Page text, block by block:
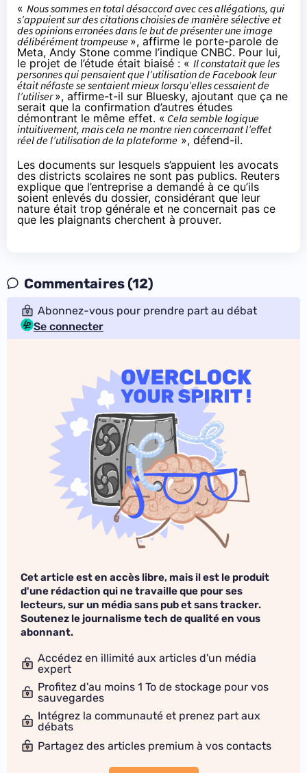
« Nous sommes en total désaccord avec ces allégations, qui
s’appuient sur des citations choisies de manière sélective et
des opinions erronées dans le but de présenter une image
délibérément trompeuse », affirme le porte-parole de
Meta, Andy Stone comme l’indique CNBC. Pour lui,
le projet de l’étude était biaisé : « Il constatait que les
personnes qui pensaient que l’utilisation de Facebook leur
était néfaste se sentaient mieux lorsqu’elles cessaient de
l’utiliser», affirme-t-il sur Bluesky, ajoutant que ça ne
serait que la confirmation d’autres études
démontrant le même effet. « Cela semble logique
intuitivement, mais cela ne montre rien concernant l’effet
réel de l’utilisation de la plateforme », défend-il.
Les documents sur lesquels s’appuient les avocats
des districts scolaires ne sont pas publics. Reuters
explique que l’entreprise a demandé à ce qu’ils
soient enlevés du dossier, considérant que leur
nature était trop générale et ne concernait pas ce
que les plaignants cherchent à prouver.
Commentaires (12)
Abonnez-vous pour prendre part au débat
Se connecter
Cet article est en accès libre, mais il est le produit
d'une rédaction qui ne travaille que pour ses
lecteurs, sur un média sans pub et sans tracker.
Soutenez le journalisme tech de qualité en vous
abonnant.
Accédez en illimité aux articles d'un média
expert
Profitez d'au moins 1 To de stockage pour vos
sauvegardes
Intégrez la communauté et prenez part aux
débats
Partagez des articles premium à vos contacts